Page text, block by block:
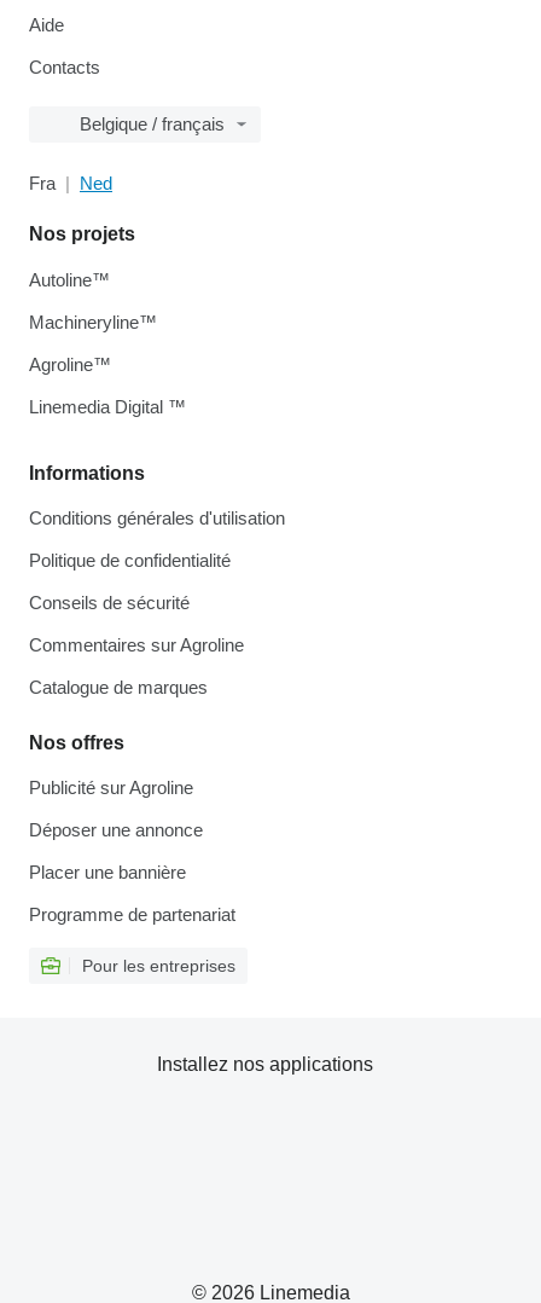
Aide
Contacts
Belgique / français
Fra Ned
Informations
Conditions générales d'utilisation
Politique de confidentialité
Conseils de sécurité
Commentaires sur Agroline
Catalogue de marques
Nos offres
Publicité sur Agroline
Déposer une annonce
Placer une bannière
Programme de partenariat
Pour les entreprises
Nos projets
Autoline™
Machineryline™
Agroline™
Linemedia Digital ™
© 2026 Linemedia
Installez nos applications